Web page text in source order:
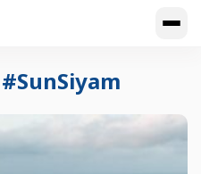
#SunSiyam